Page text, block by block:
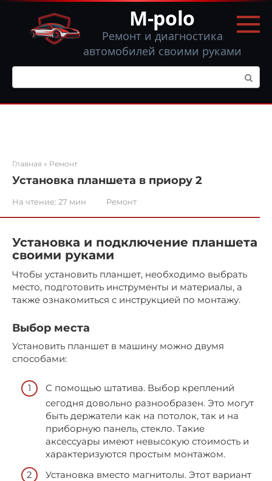
Перейти
контенту
M-polo
Ремонт и диагностика
автомобилей своими руками
Поиск:
Главная » Ремонт
Установка планшета в приору 2
На чтение: 27 мин Ремонт
Установка и подключение планшета
своими руками
Чтобы установить планшет, необходимо выбрать
место, подготовить инструменты и материалы, а
также ознакомиться с инструкцией по монтажу.
Выбор места
Установить планшет в машину можно двумя
способами:
С помощью штатива. Выбор креплений
сегодня довольно разнообразен. Это могут
быть держатели как на потолок, так и на
приборную панель, стекло. Такие
аксессуары имеют невысокую стоимость и
характеризуются простым монтажом.
Установка вместо магнитолы. Этот вариант